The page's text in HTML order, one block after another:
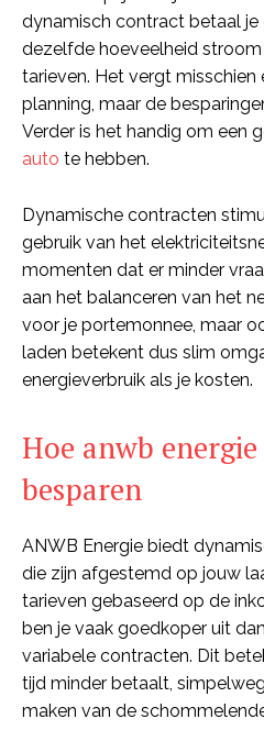
dynamisch contract betaal je
dezelfde hoeveelheid
tarieven. Het vergt
planning, maar de
Verder is het handig om een
auto te hebben.
Dynamische contracten
gebruik van het
momenten dat er minder
aan het balanceren van het
voor je portemonnee, maar
laden betekent dus slim
energieverbruik als je kosten.
Hoe anwb
besparen
ANWB Energie biedt
die zijn afgestemd op jouw
tarieven gebaseerd op de
ben je vaak goedkoper uit
variabele contracten. Dit
tijd minder betaalt,
maken van de